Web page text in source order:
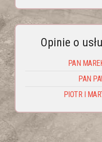
Opinie o
PAN
PAN
PIOTR I